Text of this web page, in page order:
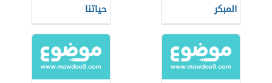
المبكر
حياتنا